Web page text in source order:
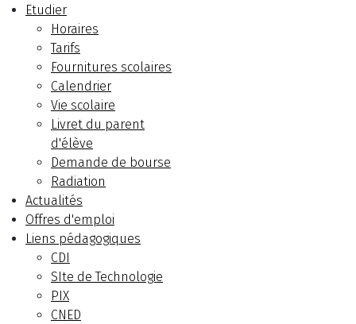
Etudier
Horaires
Tarifs
Fournitures scolaires
Calendrier
Vie scolaire
Livret du parent
d'élève
Demande de bourse
Radiation
Actualités
Offres d'emploi
Liens pédagogiques
CDI
SIte de Technologie
PIX
CNED